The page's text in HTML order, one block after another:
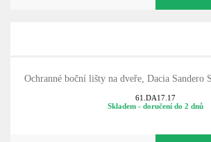
Ochranné boční lišty na dveře, Dacia Sandero
61.DA17.17
Skladem - doručení do 2 dnů